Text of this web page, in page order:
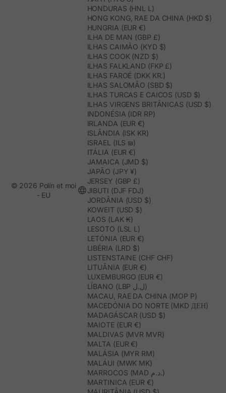
HONDURAS (HNL L)
HONG KONG, RAE DA CHINA (HKD $)
HUNGRIA (EUR €)
ILHA DE MAN (GBP £)
ILHAS CAIMÃO (KYD $)
ILHAS COOK (NZD $)
ILHAS FALKLAND (FKP £)
ILHAS FAROÉ (DKK KR.)
ILHAS SALOMÃO (SBD $)
ILHAS TURCAS E CAICOS (USD $)
ILHAS VIRGENS BRITÂNICAS (USD $)
INDONÉSIA (IDR RP)
IRLANDA (EUR €)
ISLÂNDIA (ISK KR)
ISRAEL (ILS ₪)
ITÁLIA (EUR €)
JAMAICA (JMD $)
JAPÃO (JPY ¥)
JERSEY (GBP £)
JIBUTI (DJF FDJ)
JORDÂNIA (USD $)
KOWEIT (USD $)
LAOS (LAK ₭)
LESOTO (LSL L)
LETÓNIA (EUR €)
LIBÉRIA (LRD $)
LISTENSTAINE (CHF CHF)
LITUÂNIA (EUR €)
LUXEMBURGO (EUR €)
LÍBANO (LBP ل.ل)
MACAU, RAE DA CHINA (MOP P)
MACEDÓNIA DO NORTE (MKD ДЕН)
MADAGÁSCAR (USD $)
MAIOTE (EUR €)
MALDIVAS (MVR MVR)
MALTA (EUR €)
MALÁSIA (MYR RM)
MALÁUI (MWK MK)
MARROCOS (MAD د.م.)
MARTINICA (EUR €)
© 2026 Polín et moi
- EU